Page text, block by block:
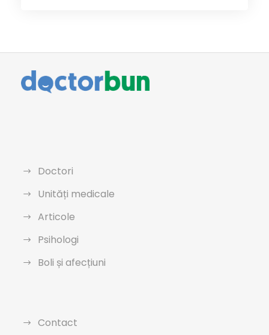
Doctori
Unități medicale
Articole
Psihologi
Boli și afecțiuni
Contact